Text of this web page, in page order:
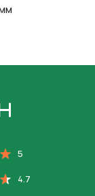
5
4.7